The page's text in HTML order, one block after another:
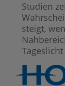
Studien
steigt,